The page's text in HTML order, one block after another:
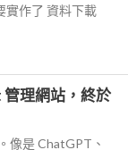
實作了 資料下載
管理網站，終於
像是 ChatGPT、